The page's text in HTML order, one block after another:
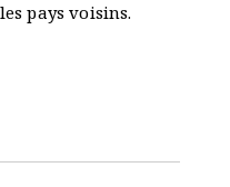
pays voisins.